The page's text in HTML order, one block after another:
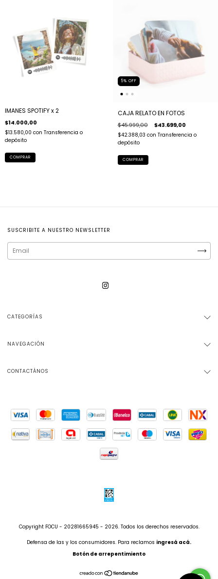
IMANES SPOTIFY x 2
$14.000,00
$13.580,00 con Transferencia o
depósito
5% OFF
CAJA RELATO EN FOTOS
$45.999,00 $43.699,00
$42.388,03 con Transferencia o
depósito
COMPRAR
SUSCRIBITE A NUESTRO NEWSLETTER
CATEGORÍAS
NAVEGACIÓN
CONTACTÁNOS
Copyright FOCU - 20281665945 - 2026. Todos los derechos reservados.
Defensa de las y los consumidores. Para reclamos ingresá acá.
Botón de arrepentimiento